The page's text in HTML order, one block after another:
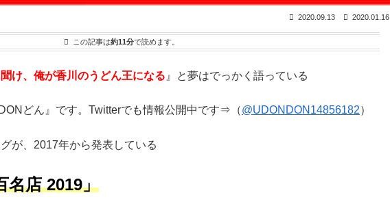
2020.09.13 2020.01.16
この記事は約11分で読めます。
け、俺が香川のうどん王になる 』と夢はでっかく語っている
どん』です。Twitterでも情報公開中です⇒（@UDONDON14856182）
が、2017年から発表している
名店 2019」